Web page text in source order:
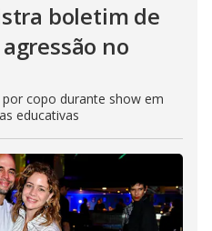
boletim de
no
copo durante show em
educativas